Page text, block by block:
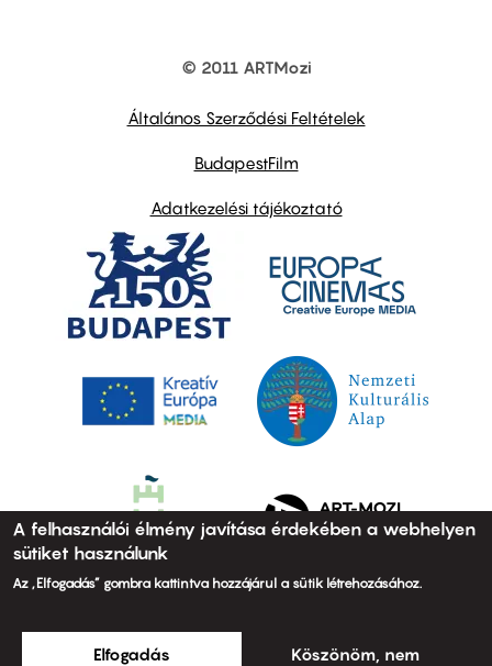
© 2011 ARTMozi
Általános Szerződési Feltételek
BudapestFilm
Adatkezelési tájékoztató
A felhasználói élmény javítása érdekében a webhelyen
sütiket használunk
Az „Elfogadás” gombra kattintva hozzájárul a sütik létrehozásához.
Elfogadás Köszönöm, nem